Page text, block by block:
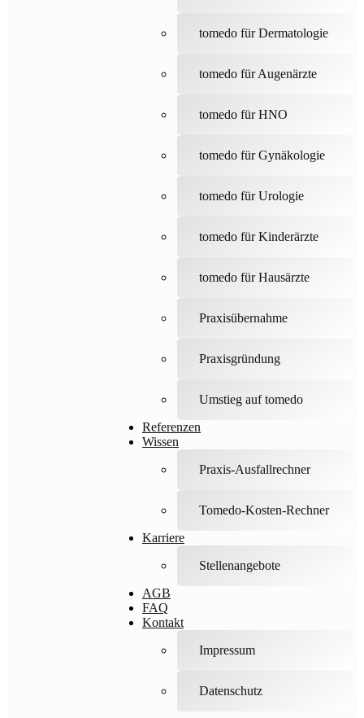
tomedo für Dermatologie
tomedo für Augenärzte
tomedo für HNO
tomedo für Gynäkologie
tomedo für Urologie
tomedo für Kinderärzte
tomedo für Hausärzte
Praxisübernahme
Praxisgründung
Umstieg auf tomedo
Referenzen
Wissen
Praxis-Ausfallrechner
Tomedo-Kosten-Rechner
Karriere
Stellenangebote
AGB
FAQ
Kontakt
Impressum
Datenschutz